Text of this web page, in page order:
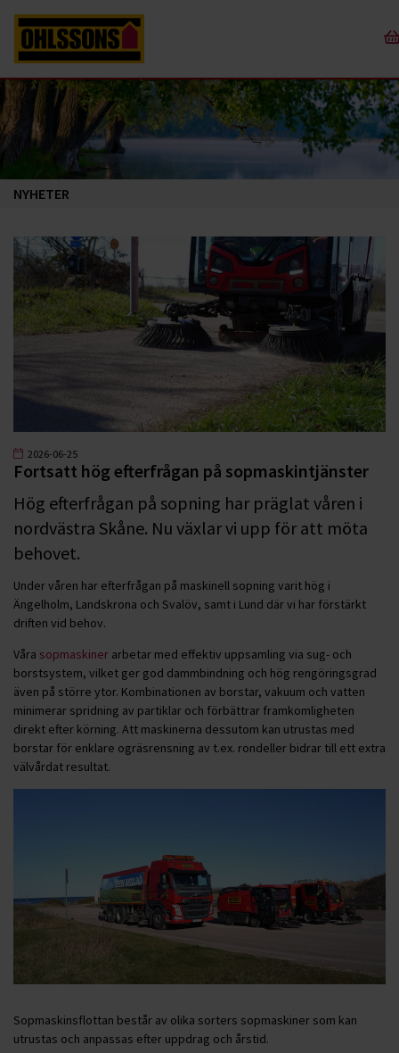
NYHETER
2026-06-25
Fortsatt hög efterfrågan på sopmaskintjänster
Hög efterfrågan på sopning har präglat våren i
nordvästra Skåne. Nu växlar vi upp för att möta
behovet.
Under våren har efterfrågan på maskinell sopning varit hög i
Ängelholm, Landskrona och Svalöv, samt i Lund där vi har förstärkt
driften vid behov.
Våra sopmaskiner arbetar med effektiv uppsamling via sug- och
borstsystem, vilket ger god dammbindning och hög rengöringsgrad
även på större ytor. Kombinationen av borstar, vakuum och vatten
minimerar spridning av partiklar och förbättrar framkomligheten
direkt efter körning. Att maskinerna dessutom kan utrustas med
borstar för enklare ogräsrensning av t.ex. rondeller bidrar till ett extra
välvårdat resultat.
Sopmaskinsflottan består av olika sorters sopmaskiner som kan
utrustas och anpassas efter uppdrag och årstid.